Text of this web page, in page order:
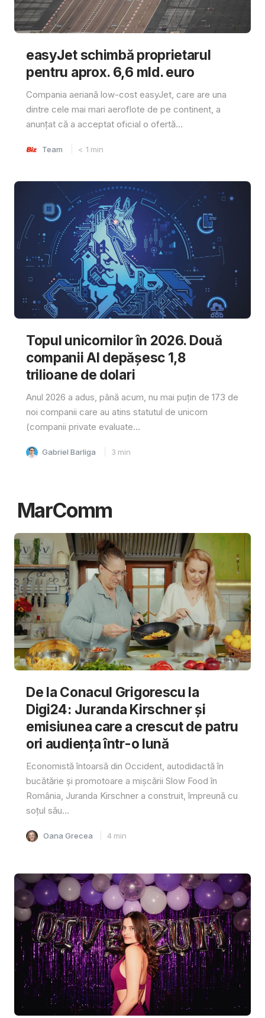
easyJet schimbă proprietarul
pentru aprox. 6,6 mld. euro
Compania aeriană low-cost easyJet, care are una
dintre cele mai mari aeroflote de pe continent, a
anunțat că a acceptat oficial o ofertă...
Team < 1 min
Topul unicornilor în 2026. Două
companii AI depășesc 1,8
trilioane de dolari
Anul 2026 a adus, până acum, nu mai puțin de 173 de
noi companii care au atins statutul de unicorn
(companii private evaluate...
Gabriel Barliga 3 min
MarComm
De la Conacul Grigorescu la
Digi24: Juranda Kirschner și
emisiunea care a crescut de patru
ori audiența într-o lună
Economistă întoarsă din Occident, autodidactă în
bucătărie și promotoare a mișcării Slow Food în
România, Juranda Kirschner a construit, împreună cu
soțul său...
Oana Grecea 4 min